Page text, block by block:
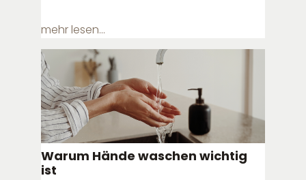
mehr lesen...
Warum Hände waschen wichtig
ist